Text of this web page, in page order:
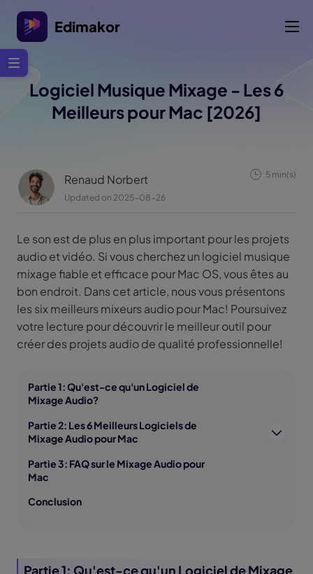
Edimakor
Logiciel Musique Mixage - Les 6
Meilleurs pour Mac [2026]
Renaud Norbert
Updated on 2025-08-26
5 min(s)
Le son est de plus en plus important pour les projets
audio et vidéo. Si vous cherchez un logiciel musique
mixage fiable et efficace pour Mac OS, vous êtes au
bon endroit. Dans cet article, nous vous présentons
les six meilleurs mixeurs audio pour Mac! Poursuivez
votre lecture pour découvrir le meilleur outil pour
créer des projets audio de qualité professionnelle!
Partie 1: Qu'est-ce qu'un Logiciel de
Mixage Audio?
Partie 2: Les 6 Meilleurs Logiciels de
Mixage Audio pour Mac
Partie 3: FAQ sur le Mixage Audio pour
Mac
Conclusion
Partie 1: Qu'est-ce qu'un Logiciel de Mixage